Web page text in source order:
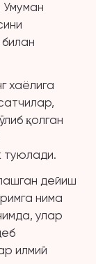
Умуман
хаёлига
қолган
туюлади.
дейиш
нима
улар
илмий